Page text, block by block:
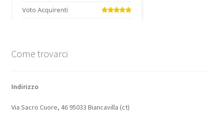
Come trovarci
Indirizzo
Via Sacro Cuore, 46 95033 Biancavilla (ct)